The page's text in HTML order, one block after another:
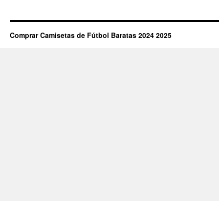
baratas
Comprar Camisetas de Fútbol Baratas 2024 2025